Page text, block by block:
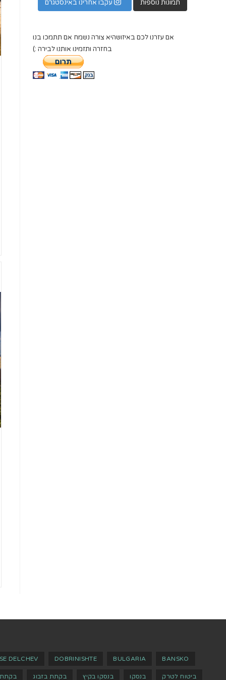
תמונות נוספות עקבו אחרינו באינסטגרם
אם עזרנו לכם באיזושהיא צורה נשמח אם תתמכו בנו
בחזרה ותזמינו אותנו לבירה :)
BANSKO
BULGARIA
DOBRINISHTE
DELCHEV
ביטוח לטרק בנסקו בנסקו בקיץ בקתת בזבוג בקתת